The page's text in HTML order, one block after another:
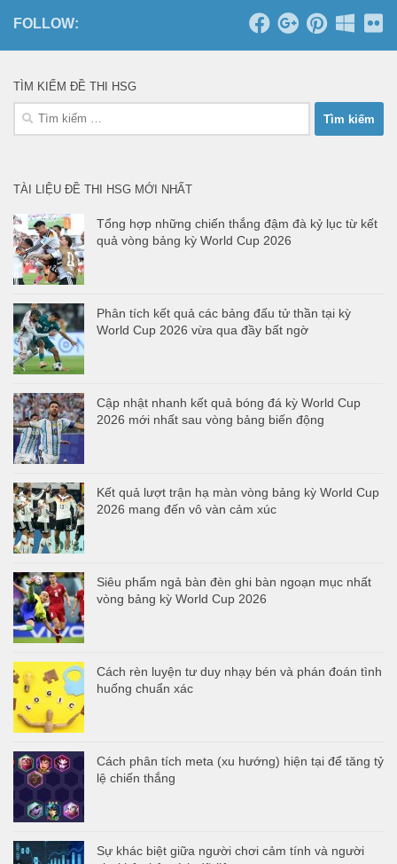
FOLLOW:
TÌM KIẾM ĐỀ THI HSG
Tìm
TÀI LIỆU ĐỀ THI HSG MỚI NHẤT
Tổng hợp những chiến thắng đậm đà kỷ lục từ kết
quả vòng bảng kỳ World Cup 2026
Phân tích kết quả các bảng đấu tử thần tại kỳ
World Cup 2026 vừa qua đầy bất ngờ
Cập nhật nhanh kết quả bóng đá kỳ World Cup
2026 mới nhất sau vòng bảng biến động
Kết quả lượt trận hạ màn vòng bảng kỳ World Cup
2026 mang đến vô vàn cảm xúc
Siêu phẩm ngả bàn đèn ghi bàn ngoạn mục nhất
vòng bảng kỳ World Cup 2026
Cách rèn luyện tư duy nhạy bén và phán đoán tình
huống chuẩn xác
Cách phân tích meta (xu hướng) hiện tại để tăng tỷ
lệ chiến thắng
Sự khác biệt giữa người chơi cảm tính và người